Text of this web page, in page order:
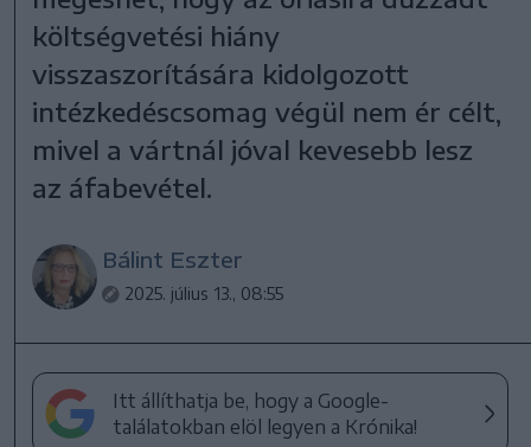
költségvetési hiány
visszaszorítására kidolgozott
intézkedéscsomag végül nem ér célt,
mivel a vártnál jóval kevesebb lesz
az áfabevétel.
Bálint Eszter
2025. július 13., 08:55
Itt állíthatja be, hogy a Google-
találatokban elöl legyen a Krónika!